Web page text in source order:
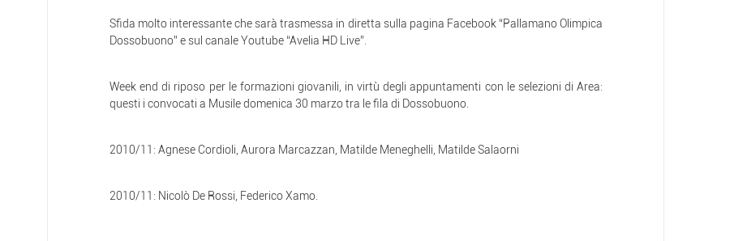
Sfida molto interessante che sarà trasmessa in diretta sulla pagina Facebook “Pallamano Olimpica
Dossobuono” e sul canale Youtube “Avelia HD Live”.
Week end di riposo per le formazioni giovanili, in virtù degli appuntamenti con le selezioni di Area:
questi i convocati a Musile domenica 30 marzo tra le fila di Dossobuono.
2010/11: Agnese Cordioli, Aurora Marcazzan, Matilde Meneghelli, Matilde Salaorni
2010/11: Nicolò De Rossi, Federico Xamo.